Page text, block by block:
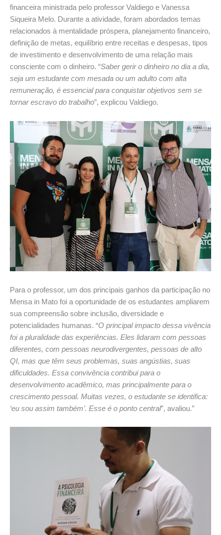
financeira ministrada pelo professor Valdiego e Vanessa
Siqueira Melo. Durante a atividade, foram abordados temas
relacionados à mentalidade próspera, planejamento financeiro,
definição de metas, equilíbrio entre receitas e despesas, tipos
de investimento e desenvolvimento de uma relação mais
consciente com o dinheiro. “Saber gerir o dinheiro no dia a dia,
seja um estudante com mesada ou um adulto com alta
remuneração, é essencial para conquistar objetivos sem se
tornar escravo do trabalho”, explicou Valdiego.
Para o professor, um dos principais ganhos da participação no
Mensa in Mato foi a oportunidade de os estudantes ampliarem
sua compreensão sobre inclusão, diversidade e
potencialidades humanas. “O principal impacto dessa vivência
foi a pluralidade das experiências. Eles lidaram com pessoas
diferentes, com pessoas neurodivergentes, pessoas de alto
QI, mas que têm seus problemas, suas angústias, suas
dificuldades. Essa convivência contribui para o
desenvolvimento acadêmico, mas principalmente para o
crescimento pessoal. Muitas vezes, o estudante se identifica:
‘eu sou assim também’. Esse é o ponto central”, avaliou.”